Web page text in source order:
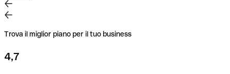
Trova il miglior piano per il tuo business
4,7